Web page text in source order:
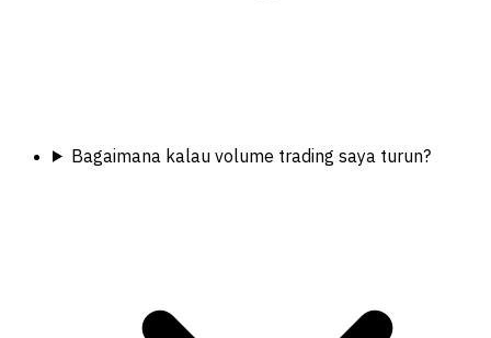
Bagaimana kalau volume trading saya turun?